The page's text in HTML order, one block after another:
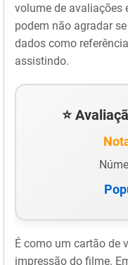
volume de avaliações
podem não agradar
dados como
assistindo.
⭐
É como um cartão de
impressão do filme.